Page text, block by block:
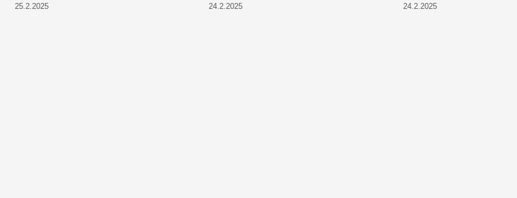
25.2.2025 24.2.2025 24.2.2025